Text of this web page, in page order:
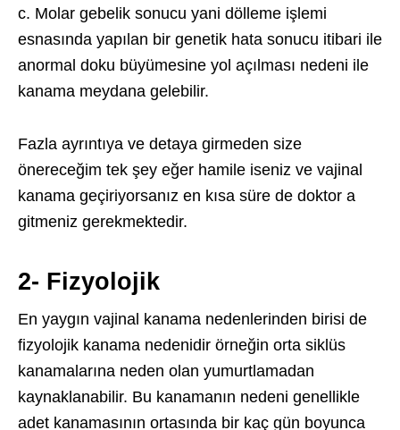
c. Molar gebelik sonucu yani dölleme işlemi
esnasında yapılan bir genetik hata sonucu itibari ile
anormal doku büyümesine yol açılması nedeni ile
kanama meydana gelebilir.
Fazla ayrıntıya ve detaya girmeden size
önereceğim tek şey eğer hamile iseniz ve vajinal
kanama geçiriyorsanız en kısa süre de doktor a
gitmeniz gerekmektedir.
2- Fizyolojik
En yaygın vajinal kanama nedenlerinden birisi de
fizyolojik kanama nedenidir örneğin orta siklüs
kanamalarına neden olan yumurtlamadan
kaynaklanabilir. Bu kanamanın nedeni genellikle
adet kanamasının ortasında bir kaç gün boyunca